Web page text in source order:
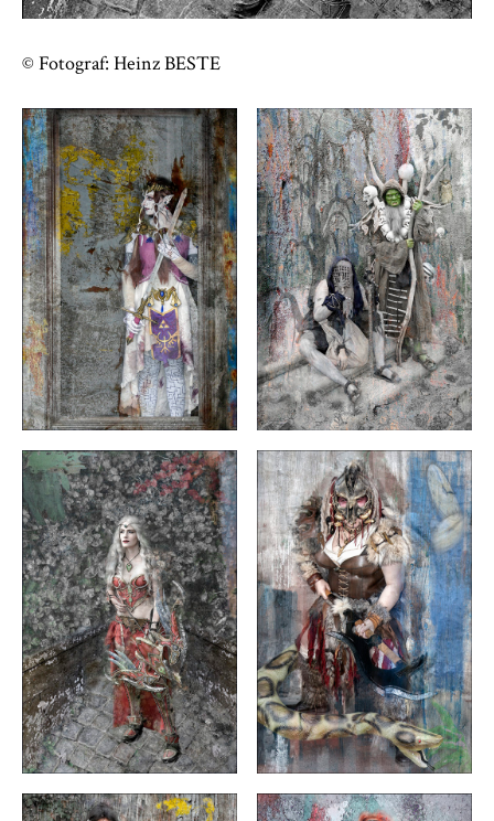
© Fotograf: Heinz BESTE